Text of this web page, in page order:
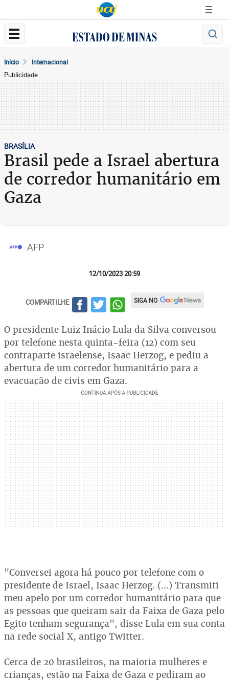
Início Internacional
Publicidade
BRASÍLIA
Brasil pede a Israel abertura
de corredor humanitário em
Gaza
AFP
12/10/2023 20:59
COMPARTILHE SIGA NO
O presidente Luiz Inácio Lula da Silva conversou
por telefone nesta quinta-feira (12) com seu
contraparte israelense, Isaac Herzog, e pediu a
abertura de um corredor humanitário para a
evacuação de civis em Gaza.
"Conversei agora há pouco por telefone com o
presidente de Israel, Isaac Herzog. (...) Transmiti
meu apelo por um corredor humanitário para que
as pessoas que queiram sair da Faixa de Gaza pelo
Egito tenham segurança", disse Lula em sua conta
na rede social X, antigo Twitter.
Cerca de 20 brasileiros, na maioria mulheres e
crianças, estão na Faixa de Gaza e pediram ao